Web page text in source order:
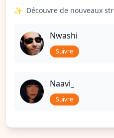
✨ Découvre de nouveaux
Nwashi
Suivre
Naavi_
Suivre